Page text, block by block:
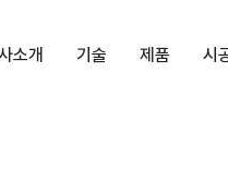
소개 기술 제품 시